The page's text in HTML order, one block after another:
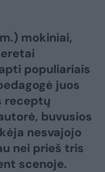
mokiniai,
populiariais
juos
receptų
buvusios
nesvajojo
nei prieš tris
scenoje.